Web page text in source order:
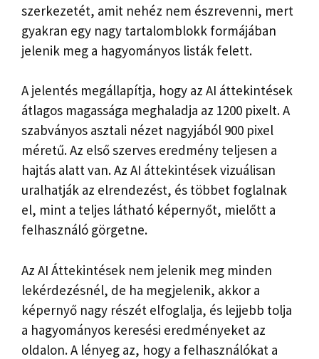
szerkezetét, amit nehéz nem észrevenni, mert
gyakran egy nagy tartalomblokk formájában
jelenik meg a hagyományos listák felett.
A jelentés megállapítja, hogy az AI áttekintések
átlagos magassága meghaladja az 1200 pixelt. A
szabványos asztali nézet nagyjából 900 pixel
méretű. Az első szerves eredmény teljesen a
hajtás alatt van. Az AI áttekintések vizuálisan
uralhatják az elrendezést, és többet foglalnak
el, mint a teljes látható képernyőt, mielőtt a
felhasználó görgetne.
Az AI Áttekintések nem jelenik meg minden
lekérdezésnél, de ha megjelenik, akkor a
képernyő nagy részét elfoglalja, és lejjebb tolja
a hagyományos keresési eredményeket az
oldalon. A lényeg az, hogy a felhasználókat a